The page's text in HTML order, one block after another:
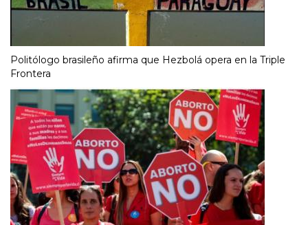
Politólogo brasileño afirma que Hezbolá opera en la Triple
Frontera